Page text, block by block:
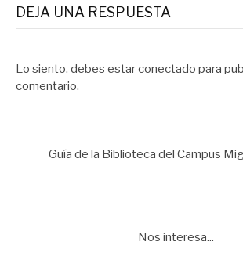
DEJA UNA RESPUESTA
Lo siento, debes estarconectado para
comentario.
Guía de la Biblioteca del Campus
Nos interesa...